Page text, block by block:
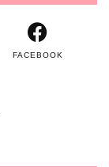
FACEBOOK